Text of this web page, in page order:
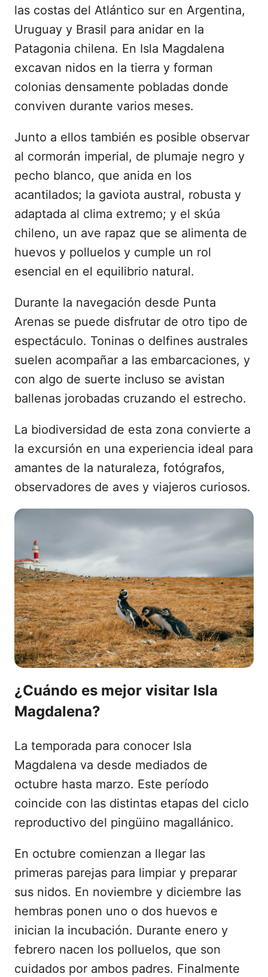
las costas del Atlántico sur en Argentina,
Uruguay y Brasil para anidar en la
Patagonia chilena. En Isla Magdalena
excavan nidos en la tierra y forman
colonias densamente pobladas donde
conviven durante varios meses.
Junto a ellos también es posible observar
al cormorán imperial, de plumaje negro y
pecho blanco, que anida en los
acantilados; la gaviota austral, robusta y
adaptada al clima extremo; y el skúa
chileno, un ave rapaz que se alimenta de
huevos y polluelos y cumple un rol
esencial en el equilibrio natural.
Durante la navegación desde Punta
Arenas se puede disfrutar de otro tipo de
espectáculo. Toninas o delfines australes
suelen acompañar a las embarcaciones, y
con algo de suerte incluso se avistan
ballenas jorobadas cruzando el estrecho.
La biodiversidad de esta zona convierte a
la excursión en una experiencia ideal para
amantes de la naturaleza, fotógrafos,
observadores de aves y viajeros curiosos.
¿Cuándo es mejor visitar Isla
Magdalena?
La temporada para conocer Isla
Magdalena va desde mediados de
octubre hasta marzo. Este período
coincide con las distintas etapas del ciclo
reproductivo del pingüino magallánico.
En octubre comienzan a llegar las
primeras parejas para limpiar y preparar
sus nidos. En noviembre y diciembre las
hembras ponen uno o dos huevos e
inician la incubación. Durante enero y
febrero nacen los polluelos, que son
cuidados por ambos padres. Finalmente